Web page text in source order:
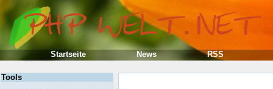
Tools
Startseite News RSS